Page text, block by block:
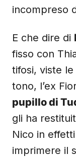
incompreso
E che dire di
fisso con
tifosi, viste
tono, l’ex
pupillo di
gli ha
Nico in effetti
imprimere il